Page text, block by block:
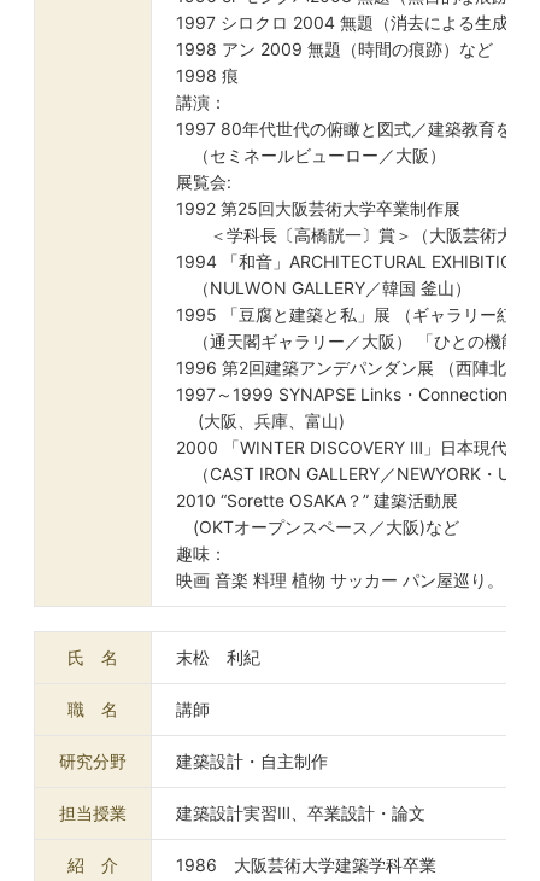
1997 シロクロ 2004 無題（消去による生成）
1998 アン 2009 無題（時間の痕跡）など
1998 痕
講演：
1997 80年代世代の俯瞰と図式／建築教育をめ
（セミネールビューロー／大阪）
展覧会:
1992 第25回大阪芸術大学卒業制作展
＜学科長〔高橋靗一〕賞＞（大阪芸術大学
1994 「和音」ARCHITECTURAL EXHIBITION
（NULWON GALLERY／韓国 釜山）
1995 「豆腐と建築と私」展 （ギャラリー紅
（通天閣ギャラリー／大阪） 「ひとの機能
1996 第2回建築アンデパンダン展 （西陣北座
1997～1999 SYNAPSE Links・Connection of
(大阪、兵庫、富山)
2000 「WINTER DISCOVERY Ⅲ」日本現代芸
（CAST IRON GALLERY／NEWYORK・USA
2010 “Sorette OSAKA？” 建築活動展
(OKTオープンスペース／大阪)など
趣味：
映画 音楽 料理 植物 サッカー パン屋巡り。
氏 名 末松 利紀
職 名 講師
研究分野 建築設計・自主制作
担当授業 建築設計実習Ⅲ、卒業設計・論文
紹 介 1986 大阪芸術大学建築学科卒業